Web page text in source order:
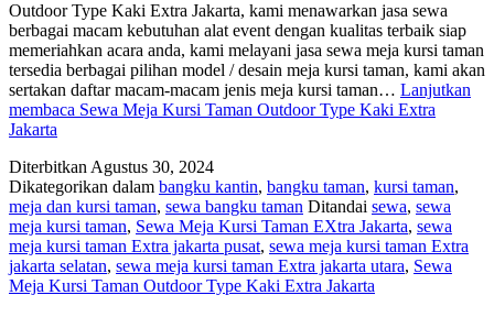
Outdoor Type Kaki Extra Jakarta, kami menawarkan jasa sewa
berbagai macam kebutuhan alat event dengan kualitas terbaik siap
memeriahkan acara anda, kami melayani jasa sewa meja kursi taman
tersedia berbagai pilihan model / desain meja kursi taman, kami akan
sertakan daftar macam-macam jenis meja kursi taman… Lanjutkan
membaca Sewa Meja Kursi Taman Outdoor Type Kaki Extra
Jakarta
DiterbitkanAgustus 30, 2024
Dikategorikan dalam bangku kantin, bangku taman, kursi taman,
meja dan kursi taman, sewa bangku taman Ditandai sewa, sewa
meja kursi taman, Sewa Meja Kursi Taman EXtra Jakarta, sewa
meja kursi taman Extra jakarta pusat, sewa meja kursi taman Extra
jakarta selatan, sewa meja kursi taman Extra jakarta utara, Sewa
Meja Kursi Taman Outdoor Type Kaki Extra Jakarta